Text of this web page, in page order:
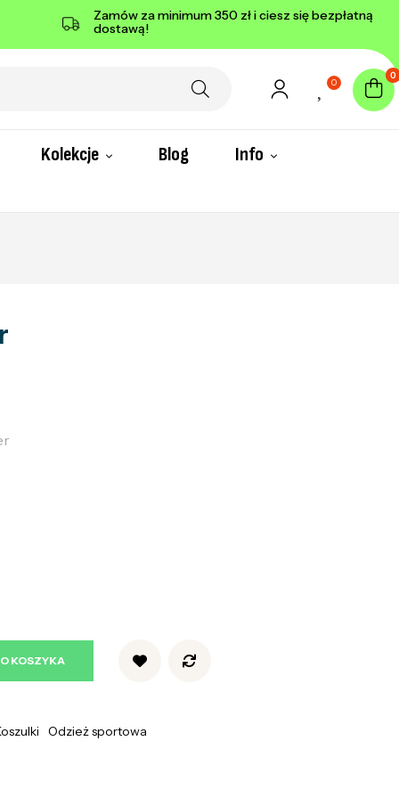
Zamów za minimum 350 zł i ciesz się bezpłatną
dostawą!
0
0
Kolekcje Blog Info
KOSZYKA
Odzież sportowa